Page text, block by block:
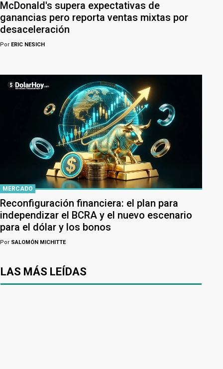
McDonald's supera expectativas de
ganancias pero reporta ventas mixtas por
desaceleración
Por ERIC NESICH
MERCADO
Reconfiguración financiera: el plan para
independizar el BCRA y el nuevo escenario
para el dólar y los bonos
Por SALOMÓN MICHITTE
LAS MÁS LEÍDAS